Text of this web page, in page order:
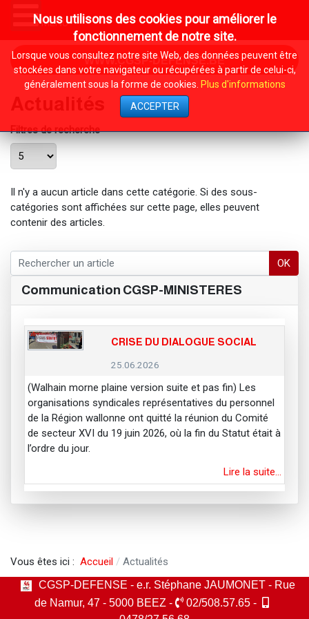
MENU
WWW.CGSP-DEFENSE.BE
Filtres de recherche
Afficher #
Il n'y a aucun article dans cette catégorie. Si des sous-
catégories sont affichées sur cette page, elles peuvent
contenir des articles.
OK
Communication CGSP-MINISTERES
CRISE DU DIALOGUE SOCIAL
25.06.2026
(Walhain morne plaine version suite et pas fin) Les
organisations syndicales représentatives du personnel
de la Région wallonne ont quitté la réunion du Comité
de secteur XVI du 19 juin 2026, où la fin du Statut était à
l’ordre du jour.
Lire la suite…
Vous êtes ici : Accueil Actualités
Nous utilisons des cookies pour améliorer le
fonctionnement de notre site.
Lorsque vous consultez notre site Web, des données peuvent être
stockées dans votre navigateur ou récupérées à partir de celui-ci,
généralement sous la forme de cookies. Plus d'informations
ACCEPTER
CGSP-DEFENSE - e.r. Stéphane JAUMONET - Rue
de Namur, 47 - 5000 BEEZ -
02/508.57.65 -